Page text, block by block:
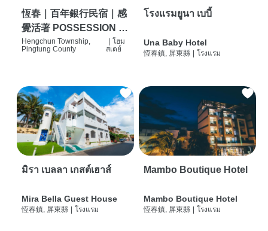
恆春｜百年銀行民宿｜感
覺活著 POSSESSION |
背包客棧 | 恆春必住特色
Hengchun Township,
Pingtung County
โฮม
สเตย์
โรงแรมยูนา เบบี้
Una Baby Hotel
恆春鎮, 屏東縣 โรงแรม
มิรา เบลลา เกสต์เฮาส์
Mira Bella Guest House
恆春鎮, 屏東縣 โรงแรม
Mambo Boutique Hotel
Mambo Boutique Hotel
恆春鎮, 屏東縣 โรงแรม